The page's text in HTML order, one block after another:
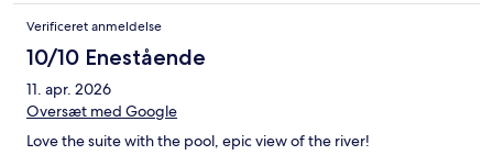
Verificeret anmeldelse
10/10 Enestående
11. apr. 2026
Oversæt med Google
Love the suite with the pool, epic view of the river!